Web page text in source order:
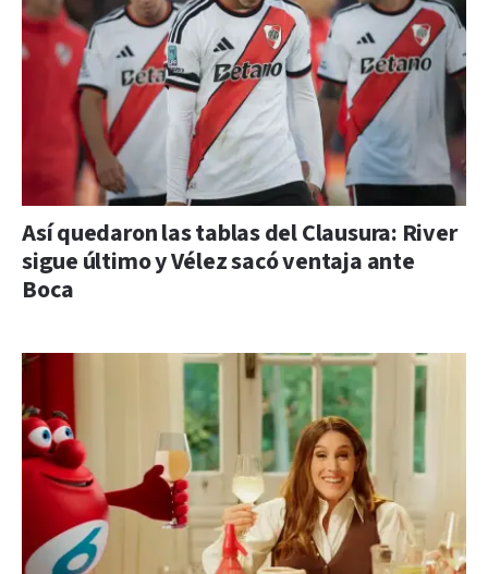
Así quedaron las tablas del Clausura: River
sigue último y Vélez sacó ventaja ante
Boca